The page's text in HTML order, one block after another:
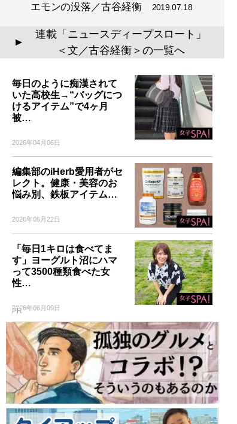
エモンの没落／古谷経衡 2019.07.18
▲
連載「ニュースディープスロート」
＜文／古谷経衡＞の一覧へ
毎日のように痴漢されて
いた高校生→“バッグにつ
けるアイテム”で4ヶ月
被…
2026年04月06日
編集部のiHerb愛用者がセ
レクト。健康・美容のお
悩み別、鉄板アイテム…
2026年06月22日
「毎日1キロは食べてま
す」ヨーグルト沼にハマ
って3500種類食べた女
性…
2026年06月09日
PR